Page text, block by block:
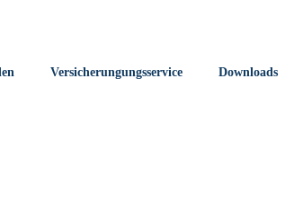
Versicherungungsservice Downloads